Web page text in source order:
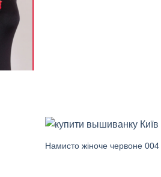
Намисто жіноче червоне 004